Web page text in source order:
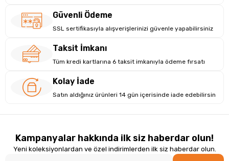
Güvenli Ödeme
SSL sertifikasıyla alışverişlerinizi güvenle yapabilirsiniz
Taksit İmkanı
Tüm kredi kartlarına 6 taksit imkanıyla ödeme fırsatı
Kolay İade
Satın aldığınız ürünleri 14 gün içerisinde iade edebilirsin
Kampanyalar hakkında ilk siz haberdar olun!
Yeni koleksiyonlardan ve özel indirimlerden ilk siz haberdar olun.